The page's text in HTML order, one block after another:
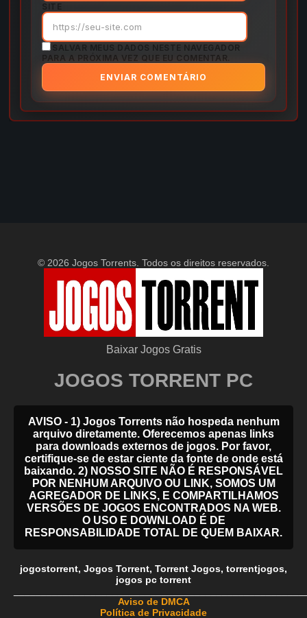
SITE
SALVAR MEUS DADOS NESTE NAVEGADOR
PARA A PRÓXIMA VEZ QUE EU COMENTAR.
© 2026 Jogos Torrents. Todos os direitos reservados.
Baixar Jogos Gratis
JOGOS TORRENT PC
AVISO - 1) Jogos Torrents não hospeda nenhum
arquivo diretamente. Oferecemos apenas links
para downloads externos de jogos. Por favor,
certifique-se de estar ciente da fonte de onde está
baixando. 2) NOSSO SITE NÃO É RESPONSÁVEL
POR NENHUM ARQUIVO OU LINK, SOMOS UM
AGREGADOR DE LINKS, E COMPARTILHAMOS
VERSÕES DE JOGOS ENCONTRADOS NA WEB.
O USO E DOWNLOAD É DE
RESPONSABILIDADE TOTAL DE QUEM BAIXAR.
jogostorrent, Jogos Torrent, Torrent Jogos, torrentjogos,
jogos pc torrent
Aviso de DMCA
Política de Privacidade